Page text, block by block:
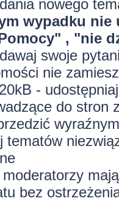
nowego
wypadku
, "nie
swoje
nie
-
do stron
tematów
bez